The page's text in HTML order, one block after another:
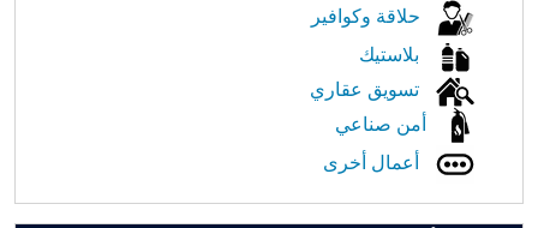
حلاقة وكوافير
بلاستيك
تسويق عقاري
أمن صناعي
أعمال أخرى